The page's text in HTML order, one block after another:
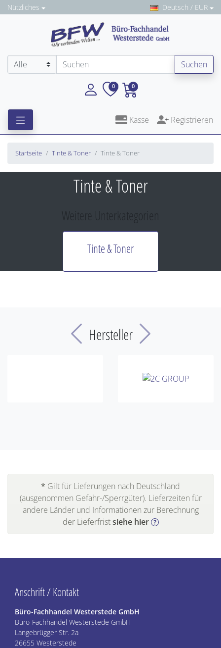
Nützliches Deutsch / EUR
Suchen
0 0
Kasse Registrieren
Startseite Tinte & Toner Tinte & Toner
Tinte & Toner
Weitere Unterkategorien
Tinte & Toner
Previous
Hersteller
* Gilt für Lieferungen nach Deutschland
(ausgenommen Gefahr-/Sperrgüter). Lieferzeiten für
andere Länder und Informationen zur Berechnung
der Lieferfristsiehe hier
Anschrift / Kontakt
Büro-Fachhandel Westerstede GmbH
Büro-Fachhandel Westerstede GmbH
Langebrügger Str. 2a
26655 Westerstede